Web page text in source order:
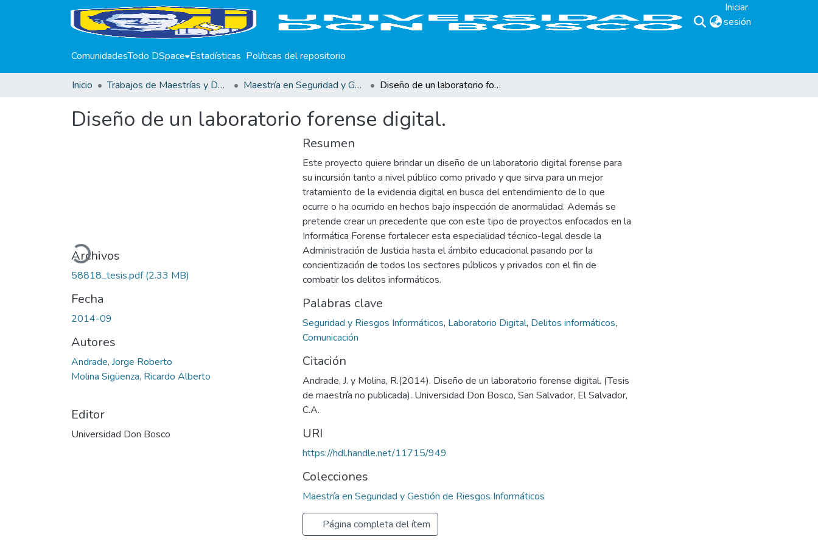
Iniciar
sesión
ComunidadesTodo DSpace Estadísticas Políticas del repositorio
Inicio Trabajos de Maestrías y Doctorados Maestría en Seguridad y Gestión de Riesgos Informáticos Diseño de un laboratorio forense digital.
Diseño de un laboratorio forense digital.
Cargando...
Archivos
58818_tesis.pdf(2.33 MB)
Fecha
2014-09
Autores
Andrade, Jorge Roberto
Molina Sigüenza, Ricardo Alberto
Editor
Universidad Don Bosco
Resumen
Este proyecto quiere brindar un diseño de un laboratorio digital forense para
su incursión tanto a nivel público como privado y que sirva para un mejor
tratamiento de la evidencia digital en busca del entendimiento de lo que
ocurre o ha ocurrido en hechos bajo inspección de anormalidad. Además se
pretende crear un precedente que con este tipo de proyectos enfocados en la
Informática Forense fortalecer esta especialidad técnico-legal desde la
Administración de Justicia hasta el ámbito educacional pasando por la
concientización de todos los sectores públicos y privados con el fin de
combatir los delitos informáticos.
Palabras clave
Seguridad y Riesgos Informáticos, Laboratorio Digital, Delitos informáticos,
Comunicación
Citación
Andrade, J. y Molina, R.(2014). Diseño de un laboratorio forense digital. (Tesis
de maestría no publicada). Universidad Don Bosco, San Salvador, El Salvador,
C.A.
URI
https://hdl.handle.net/11715/949
Colecciones
Maestría en Seguridad y Gestión de Riesgos Informáticos
Página completa del ítem